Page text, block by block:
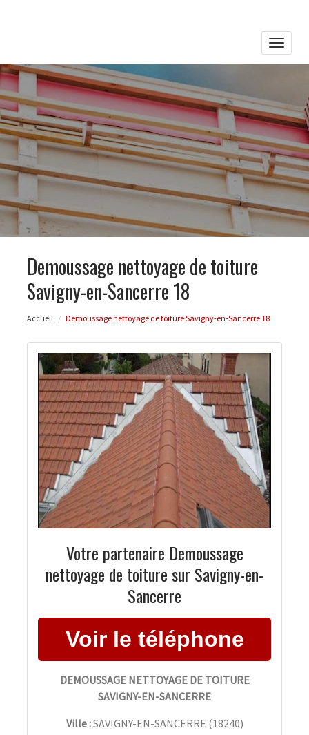
Toggle
Demoussage nettoyage de toiture
Savigny-en-Sancerre 18
Accueil Demoussage nettoyage de toiture Savigny-en-Sancerre 18
Votre partenaire Demoussage
nettoyage de toiture sur Savigny-en-
Sancerre
DEMOUSSAGE NETTOYAGE DE TOITURE
SAVIGNY-EN-SANCERRE
Ville :SAVIGNY-EN-SANCERRE (18240)